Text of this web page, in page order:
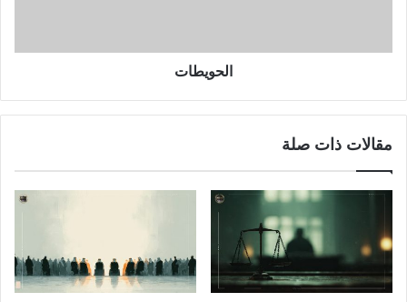
الحويطات
مقالات ذات صلة